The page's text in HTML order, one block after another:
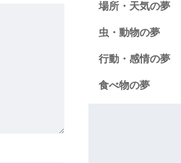
場所・天気の夢
虫・動物の夢
行動・感情の夢
食べ物の夢